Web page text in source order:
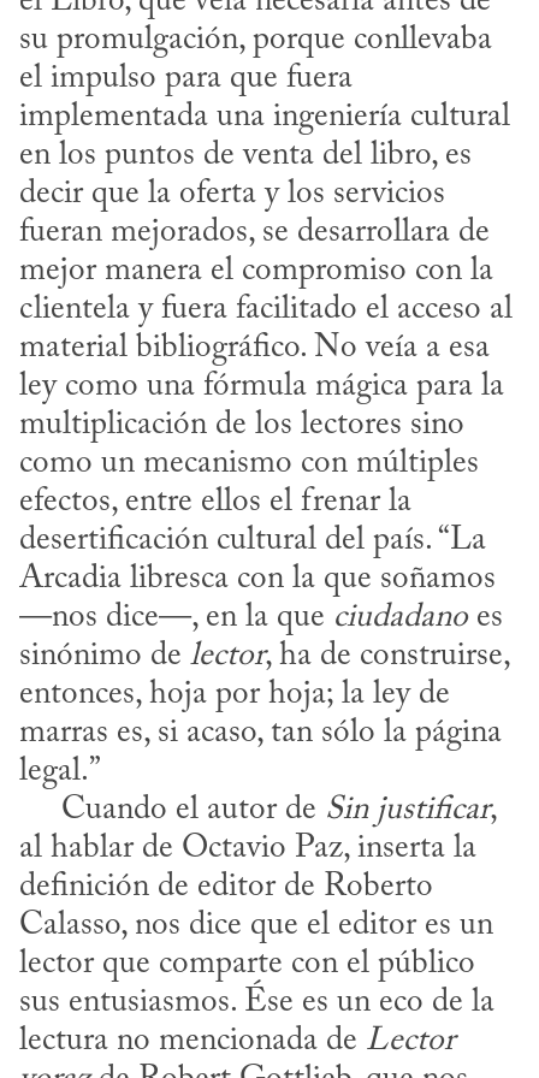
su promulgación, porque conllevaba
el impulso para que fuera
implementada una ingeniería cultural
en los puntos de venta del libro, es
decir que la oferta y los servicios
fueran mejorados, se desarrollara de
mejor manera el compromiso con la
clientela y fuera facilitado el acceso al
material bibliográfico. No veía a esa
ley como una fórmula mágica para la
multiplicación de los lectores sino
como un mecanismo con múltiples
efectos, entre ellos el frenar la
desertificación cultural del país. “La
Arcadia libresca con la que soñamos
—nos dice—, en la que ciudadano es
sinónimo de lector, ha de construirse,
entonces, hoja por hoja; la ley de
marras es, si acaso, tan sólo la página
legal.”
     Cuando el autor de
Sin justificar,
al hablar de Octavio Paz, inserta la
definición de editor de Roberto
Calasso, nos dice que el editor es un
lector que comparte con el público
sus entusiasmos. Ése es un eco de la
lectura no mencionada de Lector